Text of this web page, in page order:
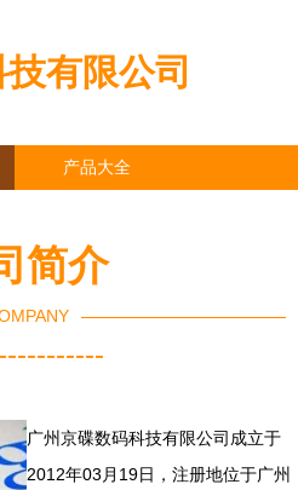
有限公司
产品大全
简介
广州京碟数码科技有限公司成立于
2012年03月19日，注册地位于广州